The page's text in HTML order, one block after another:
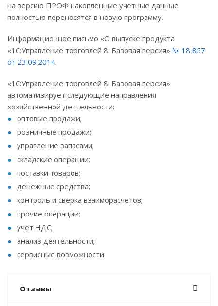
на версию ПРОФ накопленные учетные данные
полностью переносятся в новую программу.
Информационное письмо «О выпуске продукта
«1С:Управление торговлей 8. Базовая версия» № 18 857
от 23.09.2014.
«1С:Управление торговлей 8. Базовая версия»
автоматизирует следующие направления
хозяйственной деятельности:
оптовые продажи;
розничные продажи;
управление запасами;
складские операции;
поставки товаров;
денежные средства;
контроль и сверка взаиморасчетов;
прочие операции;
учет НДС;
анализ деятельности;
сервисные возможности.
Отзывы